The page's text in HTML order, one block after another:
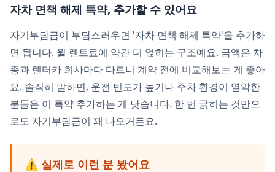
자차 면책 해제 특약, 추가할 수 있어요
자기부담금이 부담스러우면 '자차 면책 해제 특약'을 추가하
면 됩니다. 월 렌트료에 약간 더 얹히는 구조예요. 금액은 차
종과 렌터카 회사마다 다르니 계약 전에 비교해보는 게 좋아
요. 솔직히 말하면, 운전 빈도가 높거나 주차 환경이 열악한
분들은 이 특약 추가하는 게 낫습니다. 한 번 긁히는 것만으
로도 자기부담금이 꽤 나오거든요.
⚠️ 실제로 이런 분 봤어요